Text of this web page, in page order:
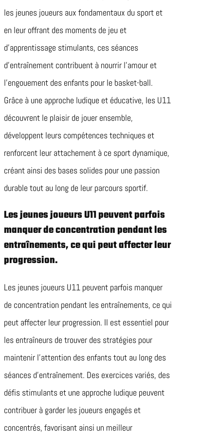
les jeunes joueurs aux fondamentaux du sport et
en leur offrant des moments de jeu et
d’apprentissage stimulants, ces séances
d’entraînement contribuent à nourrir l’amour et
l’engouement des enfants pour le basket-ball.
Grâce à une approche ludique et éducative, les U11
découvrent le plaisir de jouer ensemble,
développent leurs compétences techniques et
renforcent leur attachement à ce sport dynamique,
créant ainsi des bases solides pour une passion
durable tout au long de leur parcours sportif.
Les jeunes joueurs U11 peuvent parfois
manquer de concentration pendant les
entraînements, ce qui peut affecter leur
progression.
Les jeunes joueurs U11 peuvent parfois manquer
de concentration pendant les entraînements, ce qui
peut affecter leur progression. Il est essentiel pour
les entraîneurs de trouver des stratégies pour
maintenir l’attention des enfants tout au long des
séances d’entraînement. Des exercices variés, des
défis stimulants et une approche ludique peuvent
contribuer à garder les joueurs engagés et
concentrés, favorisant ainsi un meilleur